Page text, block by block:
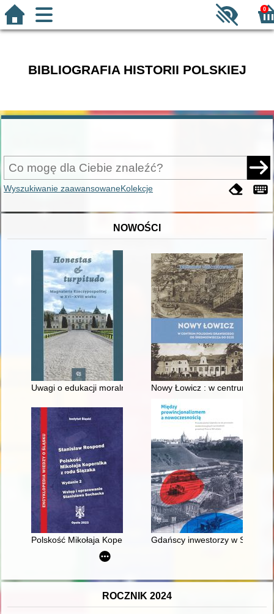
0
BIBLIOGRAFIA HISTORII POLSKIEJ
Wyszukiwanie zaawansowaneKolekcje
NOWOŚCI
Uwagi o edukacji moralnej synów szlacheckich w XVI-
Nowy Łowicz : w centrum
Polskość Mikołaja Kopernika z rodu Ślązaka
Gdańscy inwestorzy w
ROCZNIK 2024